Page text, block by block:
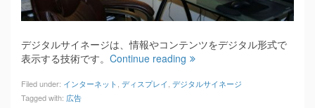
デジタルサイネージは、情報やコンテンツをデジタル形式で
表示する技術です。 Continue reading
Filed under: インターネット ディスプレイ デジタルサイネージ
Tagged with: 広告